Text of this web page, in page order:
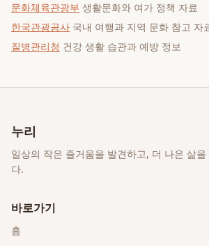
문화체육관광부 생활문화와 여가 정책 자료
한국관광공사 국내 여행과 지역 문화 참고 자
질병관리청 건강 생활 습관과 예방 정보
누리
일상의 작은 즐거움을 발견하고, 더 나은 삶
다.
바로가기
홈